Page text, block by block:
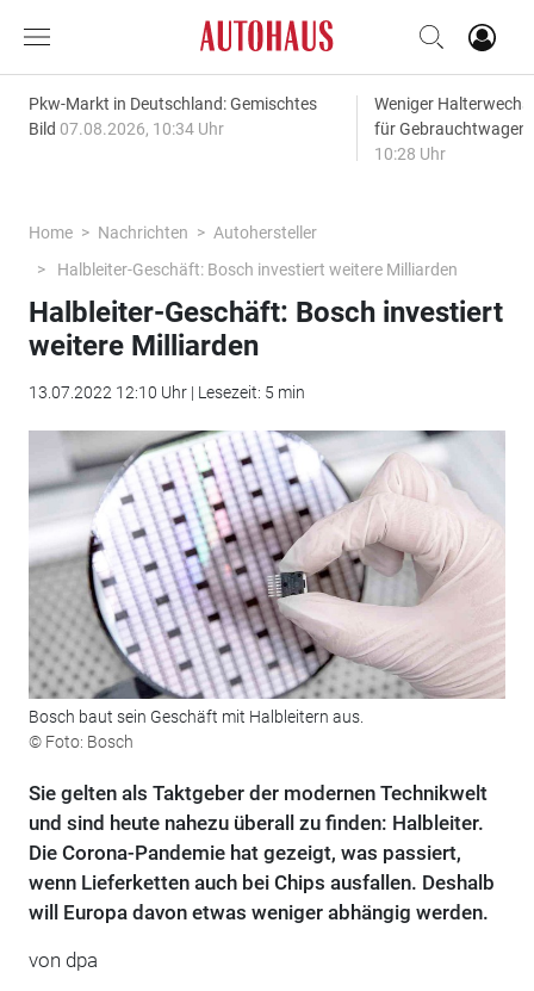
Pkw-Markt in Deutschland: Gemischtes
Bild 07.08.2026, 10:34 Uhr
Weniger
für
10:28 Uhr
Home Nachrichten
Autohersteller
Halbleiter-Geschäft: Bosch investiert weitere Milliarden
Halbleiter-Geschäft: Bosch investiert
weitere Milliarden
13.07.2022 12:10 Uhr | Lesezeit: 5 min
Bosch baut sein Geschäft mit Halbleitern aus.
© Foto: Bosch
Sie gelten als Taktgeber der modernen Technikwelt
und sind heute nahezu überall zu finden: Halbleiter.
Die Corona-Pandemie hat gezeigt, was passiert,
wenn Lieferketten auch bei Chips ausfallen. Deshalb
will Europa davon etwas weniger abhängig werden.
von dpa